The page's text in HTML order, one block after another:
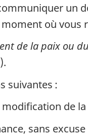
un
où vous
de la paix ou
).
suivantes :
de
sans